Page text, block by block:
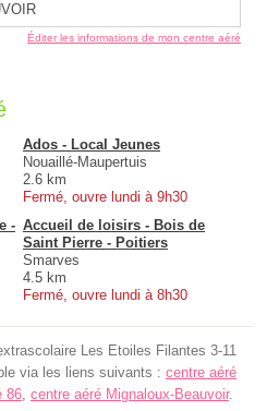
Éditer les informations de mon centre aéré
Ados - Local Jeunes
Nouaillé-Maupertuis
2.6 km
Fermé, ouvre lundi à 9h30
- Accueil de loisirs - Bois de
Saint Pierre - Poitiers
Smarves
4.5 km
Fermé, ouvre lundi à 8h30
Les Etoiles Filantes 3-11
via les liens suivants : centre aéré
86, centre aéré Mignaloux-Beauvoir.